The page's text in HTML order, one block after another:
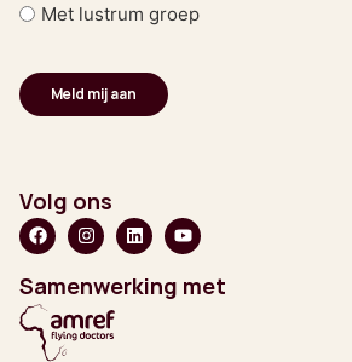
Met lustrum groep
Volg ons
Samenwerking met